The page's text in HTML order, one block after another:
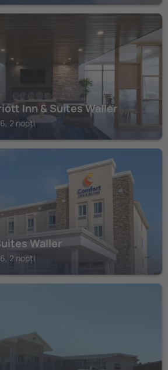
Inn & Suites Waller
2 nopți
Waller
2 nopți